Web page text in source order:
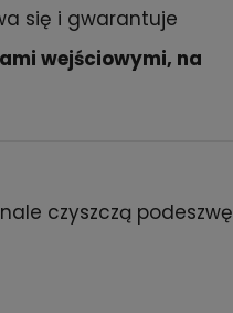
się i gwarantuje
wejściowymi, na
czyszczą podeszwę